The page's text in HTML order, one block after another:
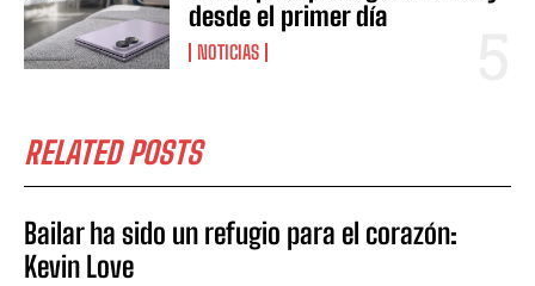
desde el primer día
NOTICIAS
RELATED POSTS
Bailar ha sido un refugio para el corazón:
Kevin Love